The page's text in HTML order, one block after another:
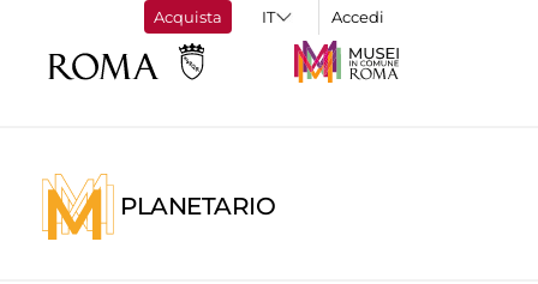
Acquista Accedi
PLANETARIO